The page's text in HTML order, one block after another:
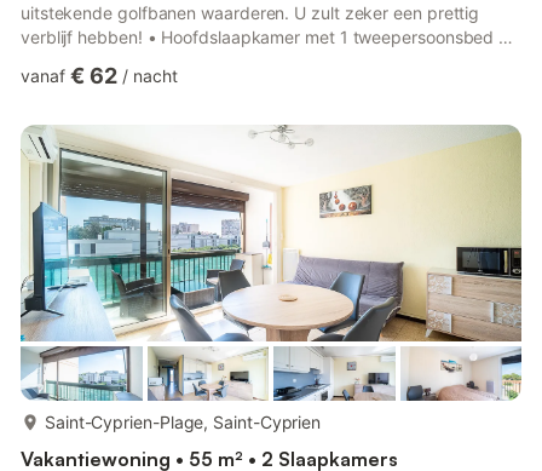
uitstekende golfbanen waarderen. U zult zeker een prettig
verblijf hebben! • Hoofdslaapkamer met 1 tweepersoonsbed •
slaapkamer • Woonruimte voor 2 personen • Uitgeruste
Buitenzwembad - geopend in de zomer • Spelletjes ter plaatse
met jeu de boules • GRATIS parkeren op het terrein • 800
meter van het strand! • Gelegen in ...
vanaf € 62 / nacht
Saint-Cyprien-Plage, Saint-Cyprien
Vakantiewoning • 55 m² • 2 Slaapkamers